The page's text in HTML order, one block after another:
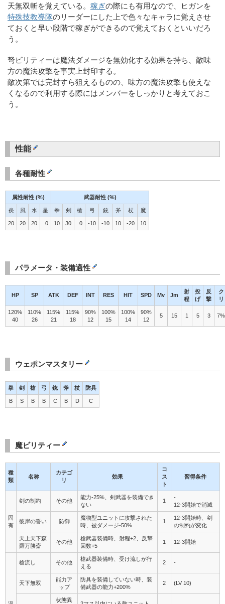
天無双斬を覚えている。 稼ぎの際にも有用なので、ヒガンを
特殊技教導隊のリーダーにした上で色々なキャラに覚えさせ
ておくと早い段階で稼ぎができるので覚えておくといいだろ
う。
弩ビリティーは魔法ダメージを無効化する効果を持ち、敵味
方の魔法攻撃を事実上封印する。
敵次第では完封すら狙えるものの、味方の魔法攻撃も使えな
くなるので利用する際にはメンバーをしっかりと考えておこ
う。
性能
各種耐性
属性耐性 (%) 武器耐性 (%)
炎 風 水 星 拳 剣 槍 弓 銃 斧 杖 魔
20 20 20 0 10 30 0 -10 -10 10 -20 10
パラメータ・装備適性
HP SP ATK DEF INT RES HIT SPD Mv Jm
射
程
投
げ
反
撃
ク
リ
120%
40
110%
26
115%
21
115%
18
90%
12
100%
15
100%
14
90%
12
5 15 1 5 3 7%
ウェポンマスタリー
拳 剣 槍 弓 銃 斧 杖 防具
B S B B C B D C
魔ビリティー
種
類
名称
カテゴ
リ
効果
コ
ス
ト
習得条件
固
有
剣の制約 その他
能力-25%、剣武器を装備でき
ない
1
-
12-3開始で消滅
彼岸の誓い 防御
魔物型ユニットに攻撃された
時、被ダメージ-50%
1
12-3開始時、剣
の制約が変化
天上天下森
羅万勝斎
その他
槍武器装備時、射程+2、反撃
回数+5
1 12-3開始
槍流し その他
槍武器装備時、受け流しが行
える
2 -
天下無双
能力ア
ップ
防具を装備していない時、装
備武器の能力+200%
2 (LV 10)
状態異